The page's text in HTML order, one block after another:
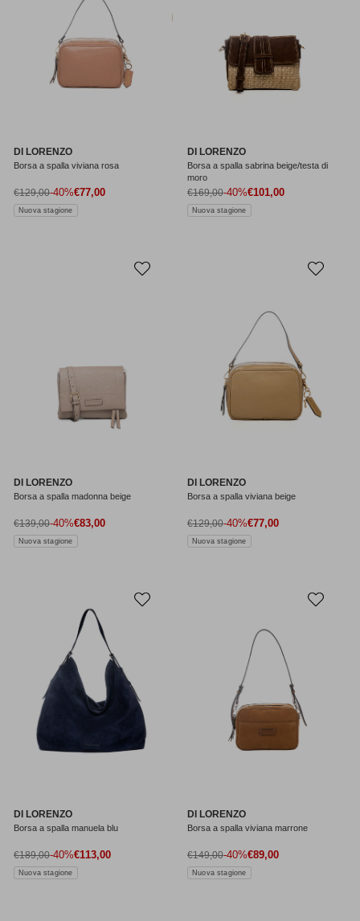
DI LORENZO
Borsa a spalla viviana rosa
Prezzo di vendita
€77,00
Prezzo normale
€129,00-40%
Nuova stagione
DI LORENZO
Borsa a spalla sabrina beige/testa di
moro
Prezzo di vendita
€101,00
Prezzo normale
€169,00-40%
Nuova stagione
DI LORENZO
Borsa a spalla madonna beige
Prezzo di vendita
€83,00
Prezzo normale
€139,00-40%
Nuova stagione
DI LORENZO
Borsa a spalla viviana beige
Prezzo di vendita
€77,00
Prezzo normale
€129,00-40%
Nuova stagione
DI LORENZO
Borsa a spalla manuela blu
Prezzo di vendita
€113,00
Prezzo normale
€189,00-40%
Nuova stagione
DI LORENZO
Borsa a spalla viviana marrone
Prezzo di vendita
€89,00
Prezzo normale
€149,00-40%
Nuova stagione